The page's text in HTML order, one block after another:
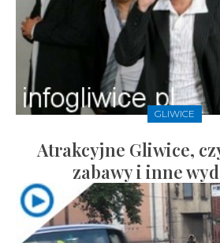
GLIWICE
Atrakcyjne Gliwice,
zabawy i inne